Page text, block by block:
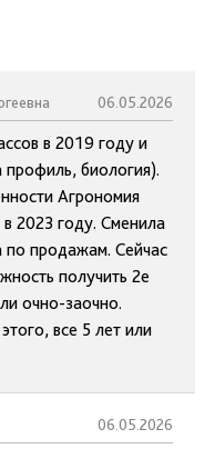
06.05.2026
в 2019 году и
профиль, биология).
Агрономия
2023 году. Сменила
по продажам. Сейчас
получить 2е
очно-заочно.
все 5 лет или
06.05.2026